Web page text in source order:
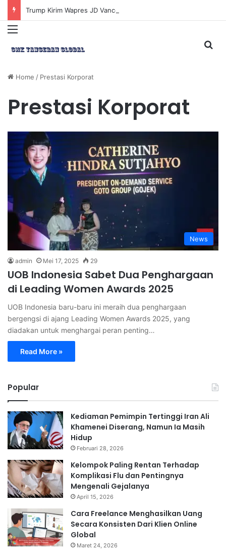
Menu
Home / Prestasi Korporat
Prestasi Korporat
News
admin Mei 17, 2025 29
UOB Indonesia Sabet Dua Penghargaan
di Leading Women Awards 2025
UOB Indonesia baru-baru ini meraih dua penghargaan
bergengsi di ajang Leading Women Awards 2025, yang
diadakan untuk menghargai peran penting…
Read More »
Popular
Kediaman Pemimpin Tertinggi Iran Ali
Khamenei Diserang, Namun Ia Masih
Hidup
Februari 28, 2026
Kelompok Paling Rentan Terhadap
Komplikasi Flu dan Pentingnya
Mengenali Gejalanya
April 15, 2026
Cara Freelance Menghasilkan Uang
Secara Konsisten Dari Klien Online
Global
Maret 24, 2026